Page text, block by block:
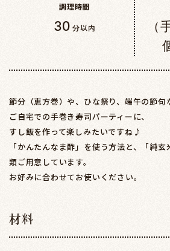
調理時間
30 分以内
（
節分（恵方巻）や、ひな祭り、端午の節句
ご自宅での手巻き寿司パーティーに、
すし飯を作って楽しみたいですね♪
「かんたんなま酢」を使う方法と、「純
類ご用意しています。
お好みに合わせてお使いください。
材料